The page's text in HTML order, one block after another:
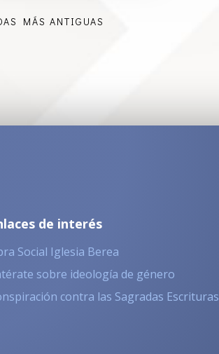
MÁS ANTIGUAS
de interés
Social Iglesia Berea
sobre ideología de género
contra las Sagradas Escrituras